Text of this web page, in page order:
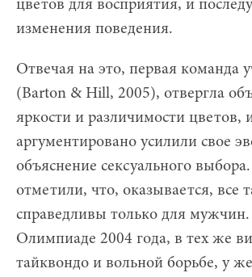
цветов для восприятия, и
изменения поведения.
Отвечая на это, первая команда
(Barton & Hill, 2005), отвергла
яркости и различимости цветов,
аргументировано усилили свое
объяснение сексуального
отметили, что, оказывается, все
справедливы только для
Олимпиаде 2004 года, в тех же
тайквондо и вольной борьбе, у